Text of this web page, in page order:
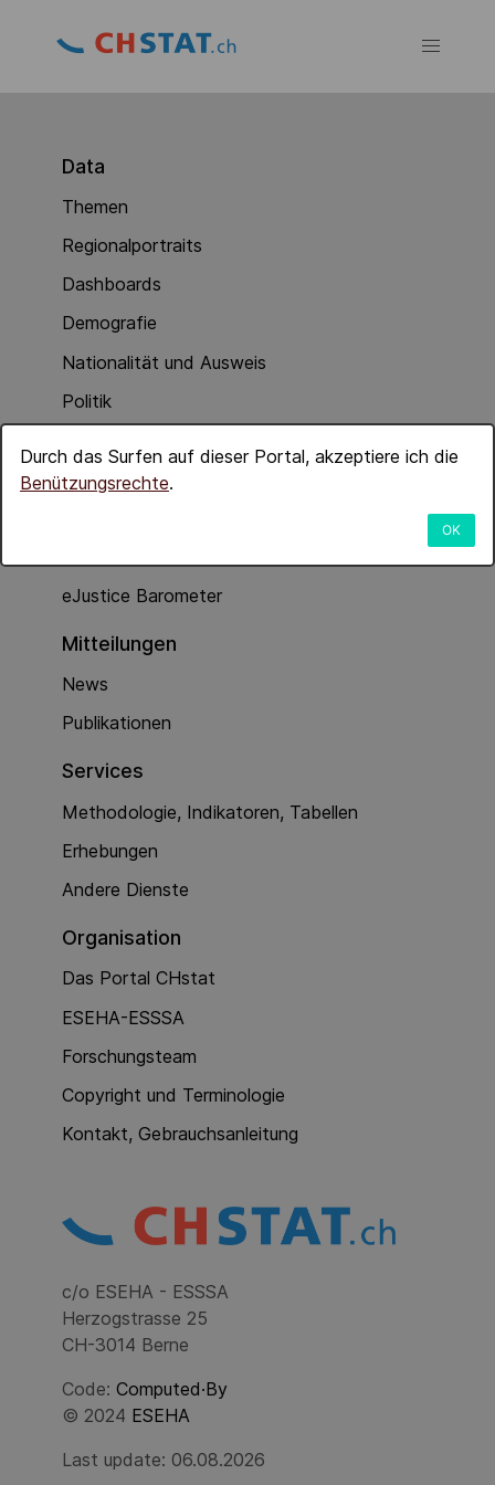
Durch das Surfen auf dieser Portal, akzeptiere ich die
Benützungsrechte.
OK
Data
Themen
Regionalportraits
Dashboards
Demografie
Nationalität und Ausweis
Politik
Wirtschaft
eJustice Barometer
Mitteilungen
News
Publikationen
Services
Methodologie, Indikatoren, Tabellen
Erhebungen
Andere Dienste
Organisation
Das Portal CHstat
ESEHA-ESSSA
Forschungsteam
Copyright und Terminologie
Kontakt, Gebrauchsanleitung
c/o ESEHA - ESSSA
Herzogstrasse 25
CH-3014 Berne
Code: Computed·By
© 2024 ESEHA
Last update: 06.08.2026